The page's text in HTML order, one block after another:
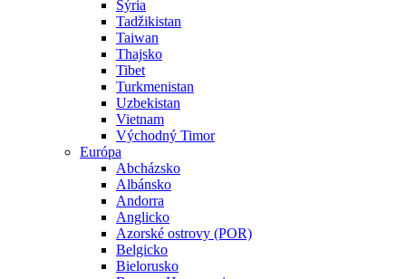
Sýria
Tadžikistan
Taiwan
Thajsko
Tibet
Turkmenistan
Uzbekistan
Vietnam
Východný Timor
Európa
Abcházsko
Albánsko
Andorra
Anglicko
Azorské ostrovy (POR)
Belgicko
Bielorusko